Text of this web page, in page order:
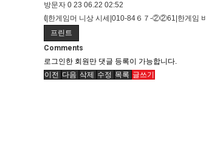
방문자 0 23 06.22 02:52
⦉|한게임머 니상 시세|010-84６７-②②61|한게임
프린트
Comments
로그인한 회원만 댓글 등록이 가능합니다.
이전 다음 삭제 수정 목록 글쓰기